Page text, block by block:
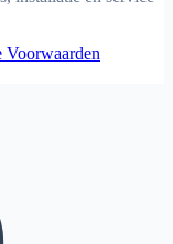
Voorwaarden